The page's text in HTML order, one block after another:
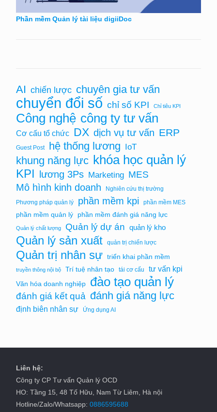
Phần mềm Quản lý tài liệu digiiDoc
AI chiến lược chuyên gia tư vấn
chuyển đổi số chỉ số KPI Chỉ tiêu KPI
Công nghệ công ty tư vấn
Cơ cấu tổ chức DX dịch vụ tư vấn ERP
Guest Post hệ thống lương IoT
khung năng lực khóa học quản lý
KPI lương 3Ps Marketing MES
Mô hình kinh doanh
Nghiên cứu thị trường
Phương pháp quản lý
phần mềm kpi phần mềm MES
phần mềm quản lý phần mềm đánh giá năng lực
Quản lý chất lượng Quản lý dự án quản lý kho
Quản lý sản xuất quản trị chiến lược
Quản trị nhân sự triển khai phần mềm
truyền thông nội bộ Trí tuệ nhân tạo tái cơ cấu tư vấn kpi
Văn hóa doanh nghiệp đào tạo quản lý
đánh giá kết quả đánh giá năng lực
định biên nhân sự Ứng dụng AI
Liên hệ:
Công ty CP Tư vấn Quản lý OCD
HO: Tầng 15, 48 Tố Hữu, Nam Từ Liêm, Hà nội
Hotline/Zalo/Whatsapp: 0886595688